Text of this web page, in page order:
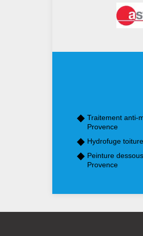
Traitement anti-
Provence
Hydrofuge
Peinture
Provence